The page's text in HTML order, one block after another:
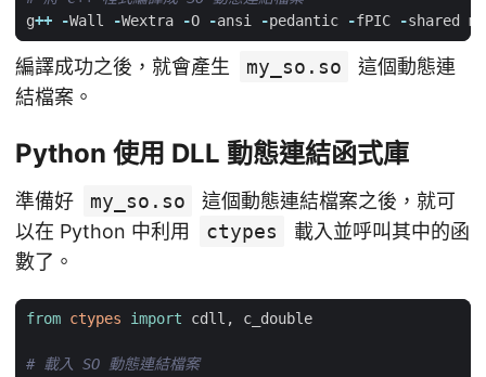
g++ -Wall -Wextra -O -ansi -pedantic -fPIC -shared
編譯成功之後，就會產生 my_so.so
這個動態連
結檔案。
Python 使用 DLL 動態連結函式庫
準備好 my_so.so
這個動態連結檔案之後，就可
以在 Python 中利用
ctypes
載入並呼叫其中的函
數了。
from ctypes import cdll , c_double
# 載入 SO 動態連結檔案